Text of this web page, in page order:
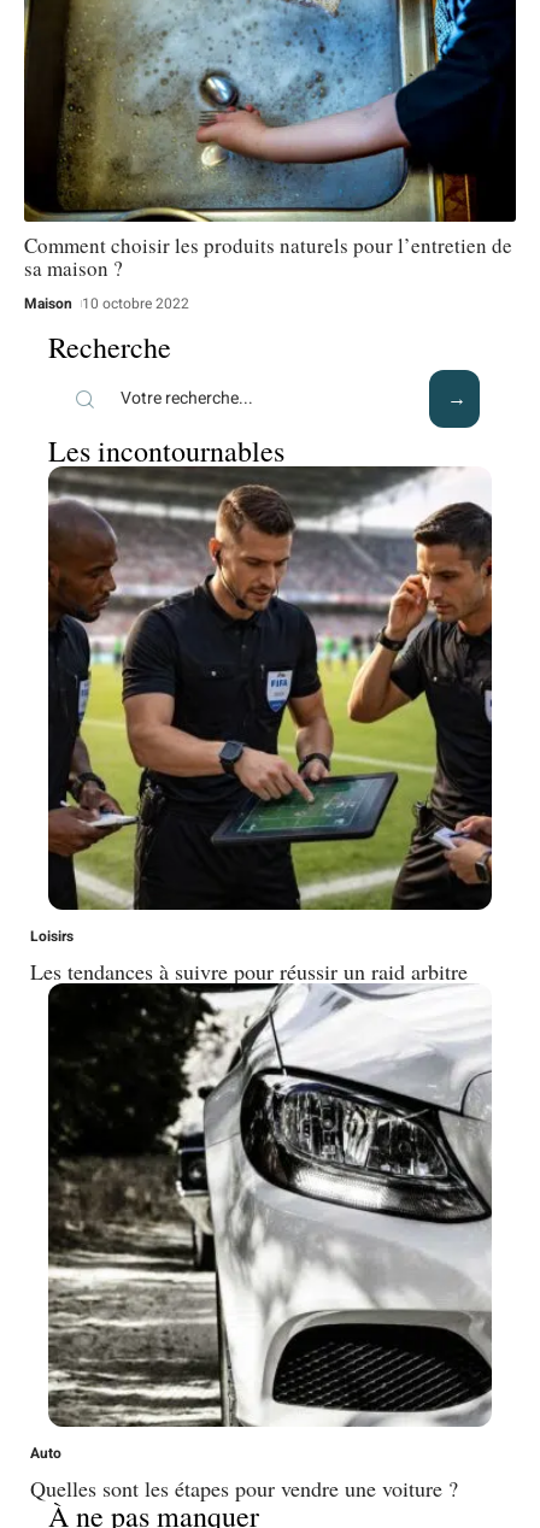
Comment choisir les produits naturels pour l’entretien de
sa maison ?
Maison 10 octobre 2022
Recherche
Les incontournables
Loisirs
Les tendances à suivre pour réussir un raid arbitre
Auto
Quelles sont les étapes pour vendre une voiture ?
À ne pas manquer